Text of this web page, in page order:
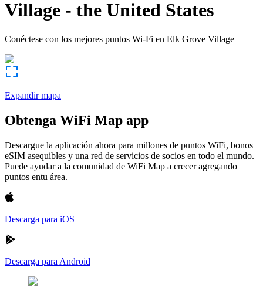
Village - the United States
Conéctese con los mejores puntos Wi-Fi en Elk Grove Village
Expandir mapa
Obtenga WiFi Map app
Descargue la aplicación ahora para millones de puntos WiFi, bonos
eSIM asequibles y una red de servicios de socios en todo el mundo.
Puede ayudar a la comunidad de WiFi Map a crecer agregando
puntos entu área.
Descarga para iOS
Descarga para Android